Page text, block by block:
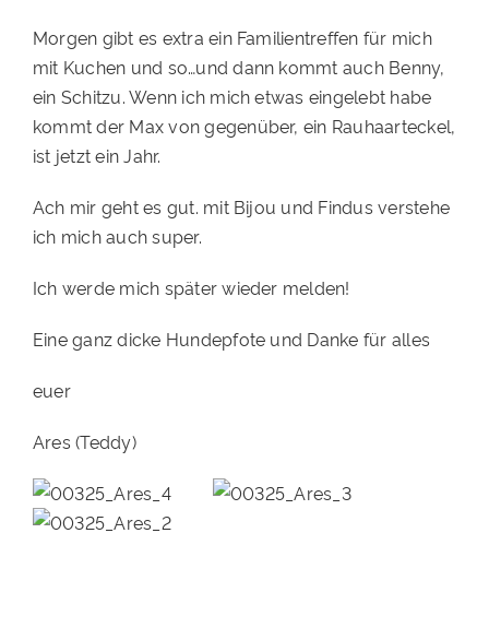
Morgen gibt es extra ein Familientreffen für mich
mit Kuchen und so…und dann kommt auch Benny,
ein Schitzu. Wenn ich mich etwas eingelebt habe
kommt der Max von gegenüber, ein Rauhaarteckel,
ist jetzt ein Jahr.
Ach mir geht es gut. mit Bijou und Findus verstehe
ich mich auch super.
Ich werde mich später wieder melden!
Eine ganz dicke Hundepfote und Danke für alles
euer
Ares (Teddy)